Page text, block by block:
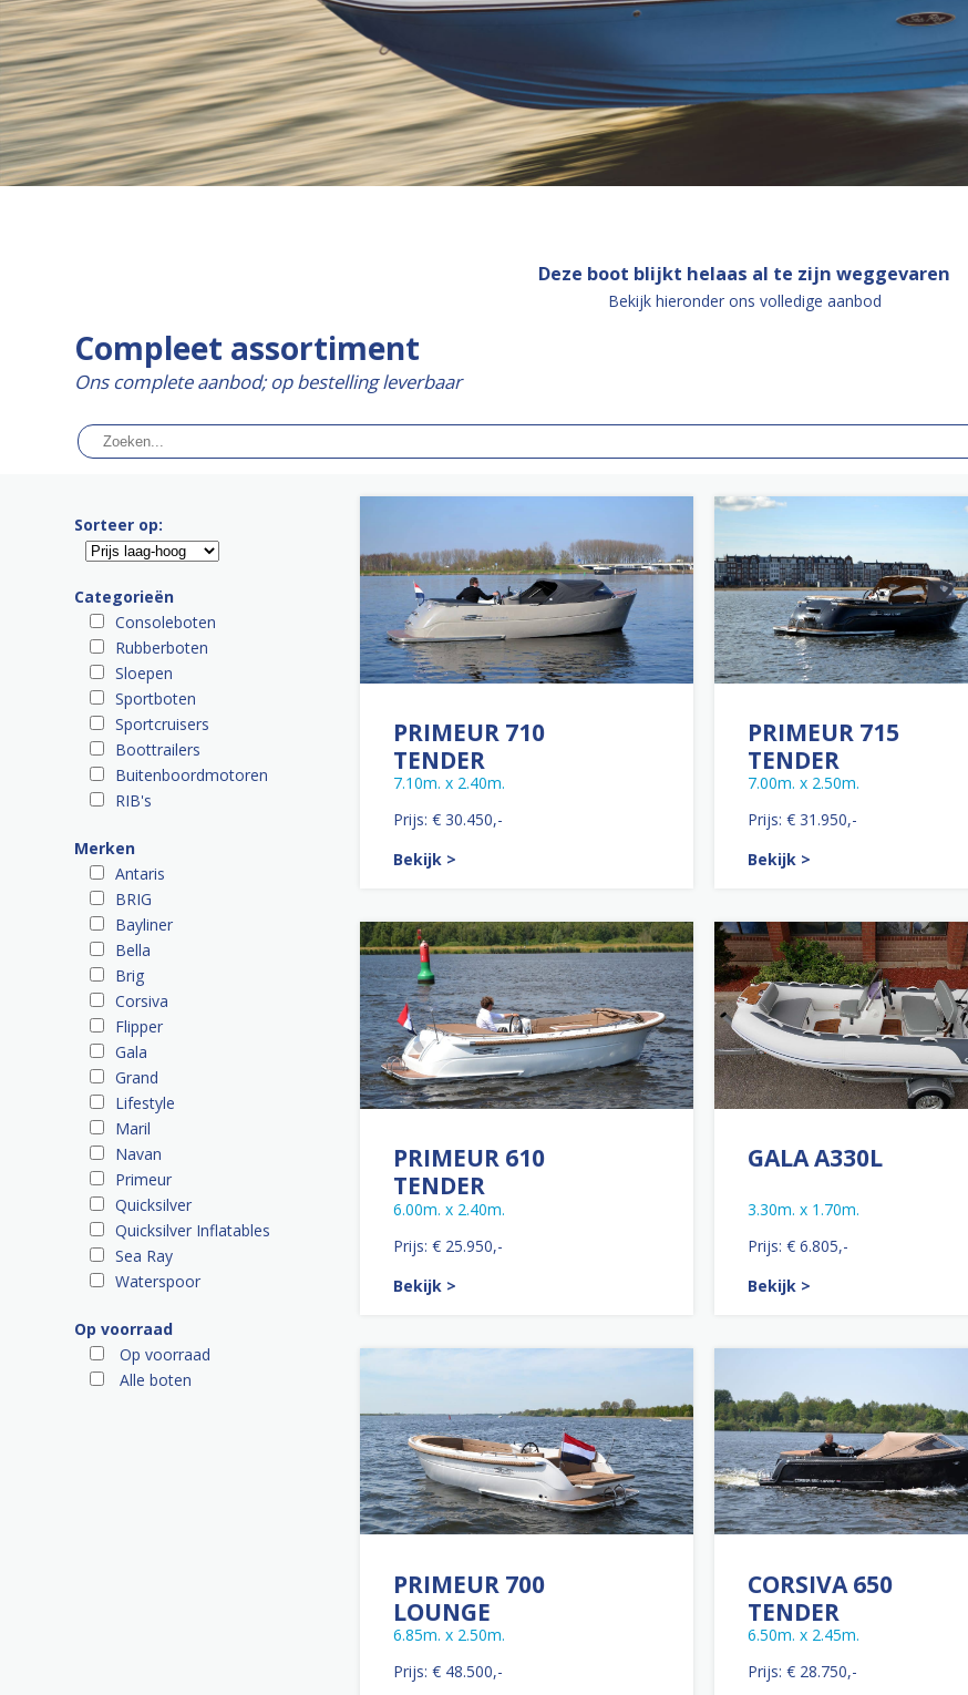
Deze boot blijkt helaas al te zijn weggevaren
Bekijk hieronder ons volledige aanbod
Compleet assortiment
Ons complete aanbod; op bestelling leverbaar
Sorteer op:
Categorieën
Consoleboten
Rubberboten
Sloepen
Sportboten
Sportcruisers
Boottrailers
Buitenboordmotoren
RIB's
Merken
Antaris
BRIG
Bayliner
Bella
Brig
Corsiva
Flipper
Gala
Grand
Lifestyle
Maril
Navan
Primeur
Quicksilver
Quicksilver Inflatables
Sea Ray
Waterspoor
Op voorraad
Op voorraad
Alle boten
PRIMEUR 710
TENDER
7.10m. x 2.40m.
Prijs: € 30.450,-
Bekijk >
PRIMEUR 715
TENDER
7.00m. x 2.50m.
Prijs: € 31.950,-
Bekijk >
PRIMEUR 610
TENDER
6.00m. x 2.40m.
Prijs: € 25.950,-
Bekijk >
GALA A330L
3.30m. x 1.70m.
Prijs: € 6.805,-
Bekijk >
PRIMEUR 700
LOUNGE
6.85m. x 2.50m.
Prijs: € 48.500,-
CORSIVA 650
TENDER
6.50m. x 2.45m.
Prijs: € 28.750,-